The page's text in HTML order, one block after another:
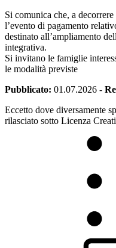
Si comunica che, a
l’evento di pagamento
destinato all’ampliamento
integrativa.
Si invitano le famiglie
le modalità previste
Pubblicato: 01.07.2026 -
Eccetto dove diversamente
rilasciato sotto Licenza